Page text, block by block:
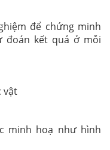
để chứng minh
đoán kết quả ở mỗi
vật
minh hoạ như hình